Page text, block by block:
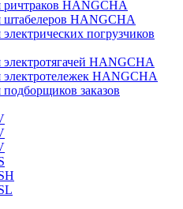
ричтраков HANGCHA
штабелеров HANGCHA
погрузчиков
HANGCHA
HANGCHA
заказов